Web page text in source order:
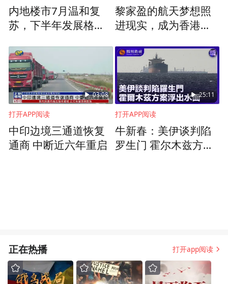
内地楼市7月温和复
苏，下半年发展格局
黎家盈的航天梦想照
进现实，成为香港与
生动注脚
03:08
打开APP阅读
中印边境三通道恢复
通商 中断近六年重启
25:11
打开APP阅读
牛新春：美伊谈判陷
罗生门 霍尔木兹方案
正在热播 打开app阅读